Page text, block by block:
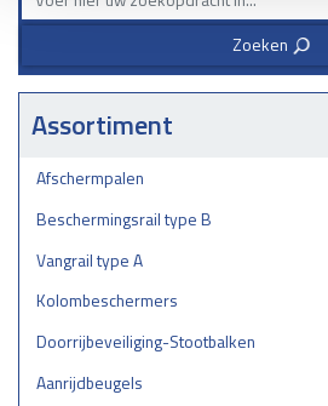
Zoeken 3
Assortiment
Afschermpalen
Beschermingsrail type B
Vangrail type A
Kolombeschermers
Doorrijbeveiliging-Stootbalken
Aanrijdbeugels